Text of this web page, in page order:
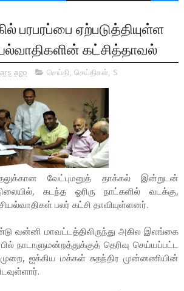
பரபரப்பை ஏற்படுத்தியுள்ள
கட்சித்தாவல்
ago செய்தி, செய்திகள், S
வேட்புமனுத் தாக்கல் இன்றுடன்
கடந்த ஓரிரு நாட்களில் வடக்கு,
பலர் கட்சி தாவியுள்ளனர்.
வன்னி மாவட்டத்திலிருந்து அகில இலங்கை
நாடாளுமன்றத்துக்குத் தெரிவு செய்யப்பட்ட
ஐக்கிய மக்கள் சுதந்திர முன்னணியின்